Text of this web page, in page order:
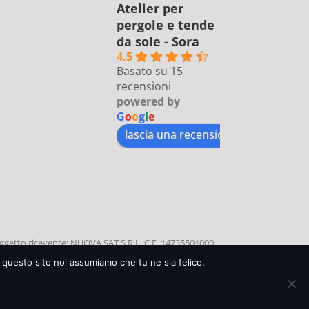
Atelier per
pergole e tende
da sole - Sora
4.5
Basato su 15
recensioni
powered by
Google
lascia una recensione su
ricevente: NUOVA SAT S.R.L, C.F. 14735501000
Data di incasso: 11 SETTEMBRE 2020 | Causale:
sito noi assumiamo che tu ne sia felice.